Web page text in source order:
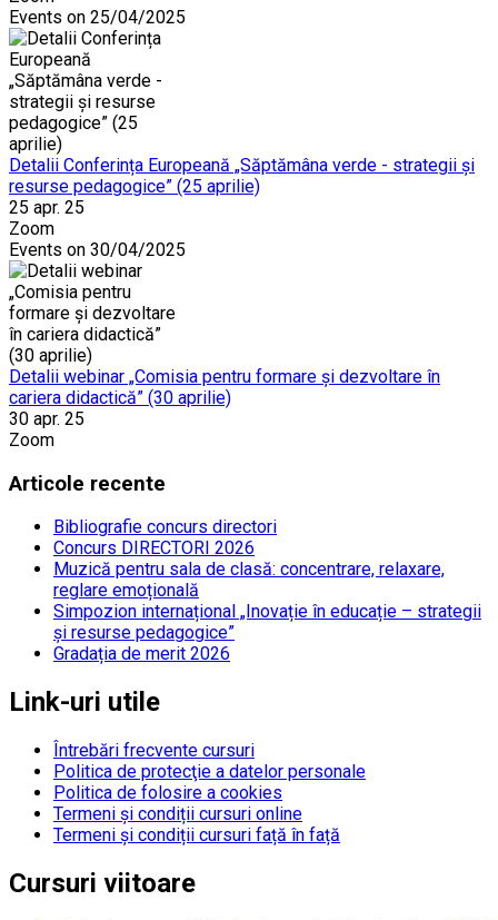
Events on 25/04/2025
Detalii Conferința Europeană „Săptămâna verde - strategii și
resurse pedagogice” (25 aprilie)
25 apr. 25
Zoom
Events on 30/04/2025
Detalii webinar „Comisia pentru formare și dezvoltare în
cariera didactică” (30 aprilie)
30 apr. 25
Zoom
Articole recente
Bibliografie concurs directori
Concurs DIRECTORI 2026
Muzică pentru sala de clasă: concentrare, relaxare,
reglare emoțională
Simpozion internațional „Inovație în educație – strategii
și resurse pedagogice”
Gradația de merit 2026
Link-uri utile
Întrebări frecvente cursuri
Politica de protecţie a datelor personale
Politica de folosire a cookies
Termeni și condiții cursuri online
Termeni și condiții cursuri față în față
Cursuri viitoare